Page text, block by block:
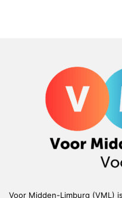
Voor Midden-Limburg (VML)